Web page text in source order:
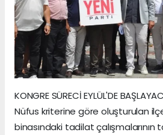
KONGRE SÜRECİ EYLÜL'DE
Nüfus kriterine göre oluşturulan
binasındaki tadilat çalışmalarının